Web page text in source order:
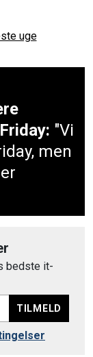
uge
"Vi
men
bedste it-
TILMELD